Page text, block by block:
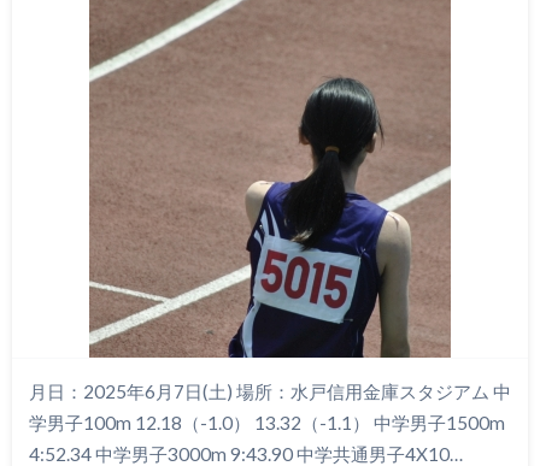
月日：2025年6月7日(土) 場所：水戸信用金庫スタジアム 中
学男子100m 12.18（-1.0） 13.32（-1.1） 中学男子1500m
4:52.34 中学男子3000m 9:43.90 中学共通男子4X10…